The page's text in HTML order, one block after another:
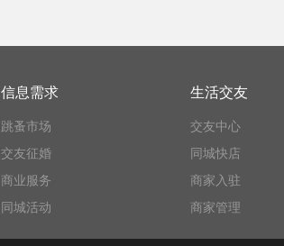
信息需求
跳蚤市场
交友征婚
商业服务
同城活动
生活交友
交友中心
同城快店
商家入驻
商家管理